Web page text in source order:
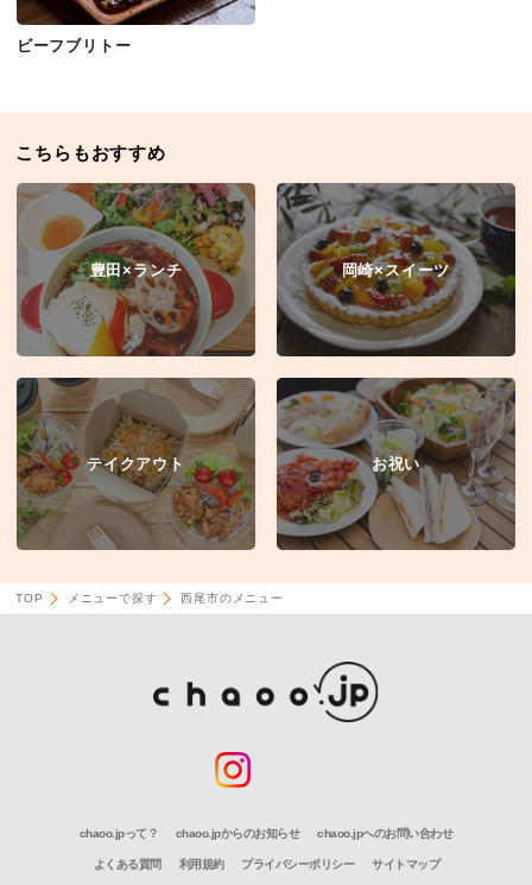
ビーフブリトー
こちらもおすすめ
豊田×ランチ 岡崎×スイーツ
テイクアウト お祝い
TOP メニューで探す 西尾市のメニュー
chaoo.jpって？ chaoo.jpからのお知らせ chaoo.jpへのお問い合わせ
よくある質問 利用規約 プライバシーポリシー サイトマップ